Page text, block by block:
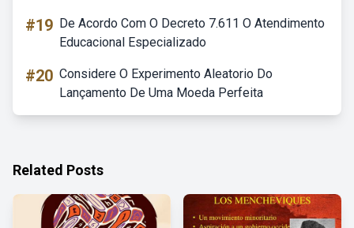
#19 De Acordo Com O Decreto 7.611 O Atendimento
Educacional Especializado
#20 Considere O Experimento Aleatorio Do
Lançamento De Uma Moeda Perfeita
Related Posts